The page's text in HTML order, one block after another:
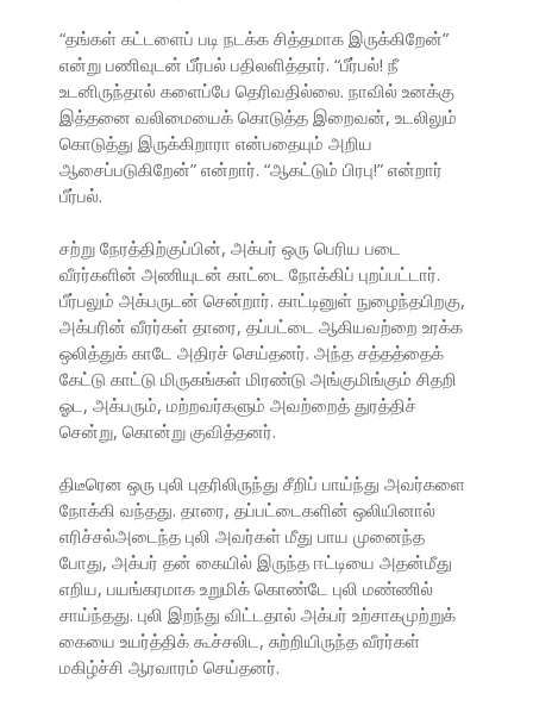
“தங்கள் கட்டளைப் படி நடக்க சித்தமாக இருக்கிறேன்”
என்று பணிவுடன் பீர்பல் பதிலளித்தார். “பீர்பல்! நீ
உடனிருந்தால் களைப்பே தெரிவதில்லை. நாவில் உனக்கு
இத்தனை வலிமையைக் கொடுத்த இறைவன், உடலிலும்
கொடுத்து இருக்கிறாரா என்பதையும் அறிய
ஆசைப்படுகிறேன்” என்றார். “ஆகட்டும் பிரபு!” என்றார்
பீர்பல்.
சற்று நேரத்திற்குப்பின், அக்பர் ஒரு பெரிய படை
வீரர்களின் அணியுடன் காட்டை நோக்கிப் புறப்பட்டார்.
பீர்பலும் அக்பருடன் சென்றார். காட்டினுள் நுழைந்தபிறகு,
அக்பரின் வீரர்கள் தாரை, தப்பட்டை ஆகியவற்றை உரக்க
ஒலித்துக் காடே அதிரச் செய்தனர். அந்த சத்தத்தைக்
கேட்டு காட்டு மிருகங்கள் மிரண்டு அங்குமிங்கும் சிதறி
ஓட, அக்பரும், மற்றவர்களும் அவற்றைத் துரத்திச்
சென்று, கொன்று குவித்தனர்.
திடீரென ஒரு புலி புதரிலிருந்து சீறிப் பாய்ந்து அவர்களை
நோக்கி வந்தது. தாரை, தப்பட்டைகளின் ஒலியினால்
எரிச்சல்அடைந்த புலி அவர்கள் மீது பாய முனைந்த
போது, அக்பர் தன் கையில் இருந்த ஈட்டியை அதன்மீது
எறிய, பயங்கரமாக உறுமிக் கொண்டே புலி மண்ணில்
சாய்ந்தது. புலி இறந்து விட்டதால் அக்பர் உற்சாகமுற்றுக்
கையை உயர்த்திக் கூச்சலிட, சுற்றியிருந்த வீரர்கள்
மகிழ்ச்சி ஆரவாரம் செய்தனர்.